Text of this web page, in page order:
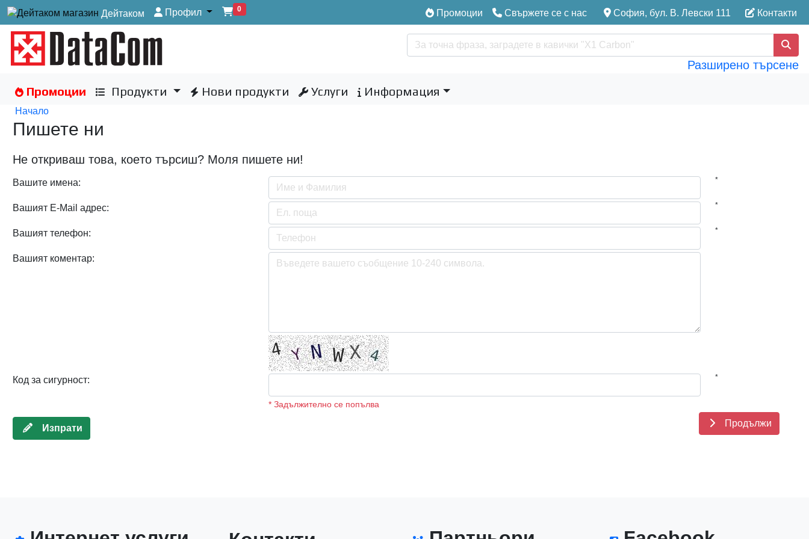
Дейтаком Профил 0 Промоции Свържете се с нас София, бул. В. Левски 111 Контакти
Разширено търсене
Промоции Продукти Нови продукти Услуги Информация
Начало
Пишете ни
Не откриваш това, коeто търсиш? Моля пишете ни!
Вашите имена: *
Вашият E-Mail адрес: *
Вашият телефон: *
Вашият коментар:
Код за сигурност: *
* Задължително се попълва
Изпрати Продължи